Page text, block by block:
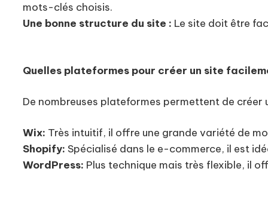
mots-clés choisis.
Une bonne structure du site : Le site doit être
Quelles plateformes pour créer un site
De nombreuses plateformes permettent de
Wix: Très intuitif, il offre une grande variété de
Shopify: Spécialisé dans le e-commerce, il est
WordPress: Plus technique mais très flexible, il